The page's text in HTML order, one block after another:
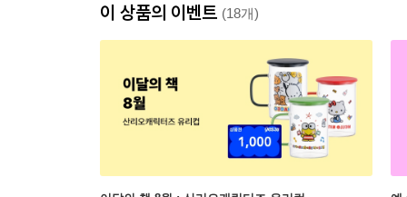
이 상품의 이벤트 (18개)